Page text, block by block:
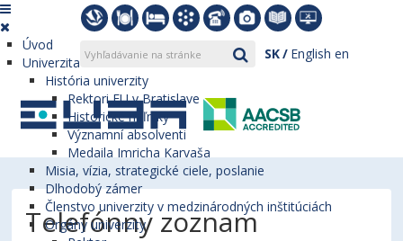
SK English en
Úvod
Univerzita
História univerzity
Rektori EU v Bratislave
Historické míľniky
Významní absolventi
Medaila Imricha Karvaša
Misia, vízia, strategické ciele, poslanie
Dlhodobý zámer
Členstvo univerzity v medzinárodných inštitúciách
Orgány univerzity
Telefónny zoznam